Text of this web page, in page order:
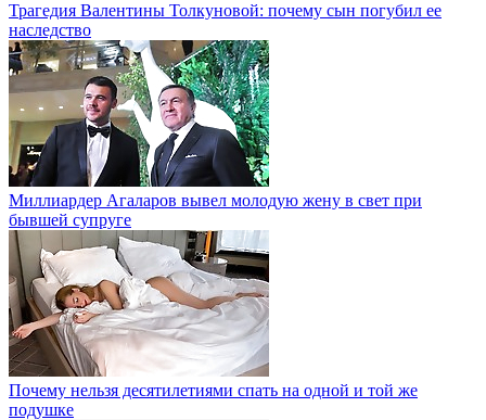
Трагедия Валентины Толкуновой: почему сын погубил ее
наследство
Миллиардер Агаларов вывел молодую жену в свет при
бывшей супруге
Почему нельзя десятилетиями спать на одной и той же
подушке